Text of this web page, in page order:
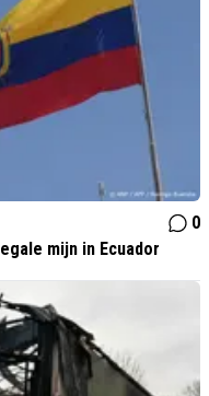
0
mijn in Ecuador